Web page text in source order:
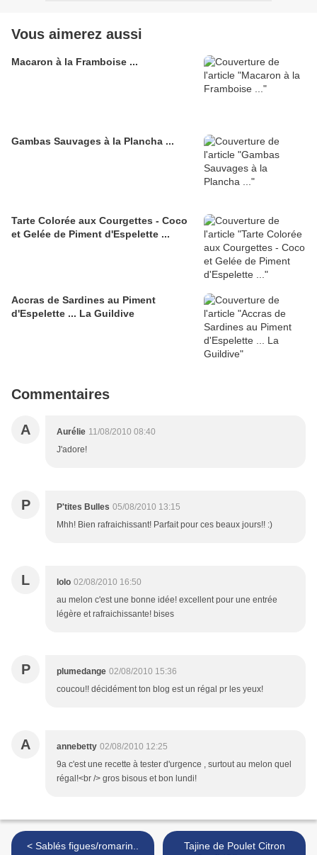
Vous aimerez aussi
Macaron à la Framboise ...
Gambas Sauvages à la Plancha ...
Tarte Colorée aux Courgettes - Coco
et Gelée de Piment d'Espelette ...
Accras de Sardines au Piment
d'Espelette ... La Guildive
Commentaires
A Aurélie 11/08/2010 08:40
J'adore!
P P'tites Bulles 05/08/2010 13:15
Mhh! Bien rafraichissant! Parfait pour ces beaux jours!! :)
L lolo 02/08/2010 16:50
au melon c'est une bonne idée! excellent pour une entrée
légère et rafraichissante! bises
P plumedange 02/08/2010 15:36
coucou!! décidément ton blog est un régal pr les yeux!
A annebetty 02/08/2010 12:25
9a c'est une recette à tester d'urgence , surtout au melon quel
régal!<br /> gros bisous et bon lundi!
< Sablés figues/romarin..
Tajine de Poulet Citron